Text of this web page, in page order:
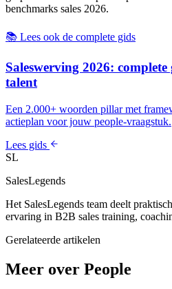
benchmarks sales 2026.
📚 Lees ook de complete gids
Saleswerving 2026:
talent
Een 2.000+ woorden pillar met
actieplan voor jouw people-vraagstuk.
Lees gids
SL
SalesLegends
Het SalesLegends team deelt
ervaring in B2B sales training,
Gerelateerde artikelen
Meer over People